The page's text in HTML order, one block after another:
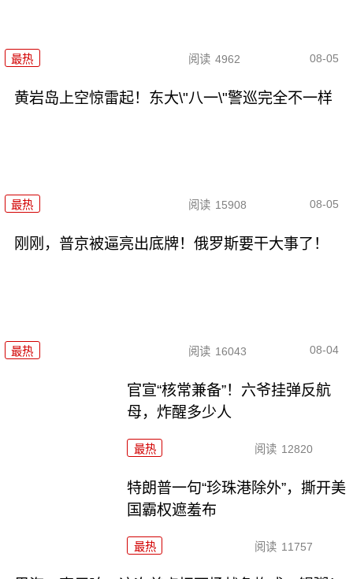
最热 阅读 4962 08-05
黄岩岛上空惊雷起！东大\"八一\"警巡完全不一样
最热 阅读 15908 08-05
刚刚，普京被逼亮出底牌！俄罗斯要干大事了！
最热 阅读 16043 08-04
官宣“核常兼备”！六爷挂弹反航
母，炸醒多少人
最热 阅读 12820
特朗普一句“珍珠港除外”，撕开美
国霸权遮羞布
最热 阅读 11757